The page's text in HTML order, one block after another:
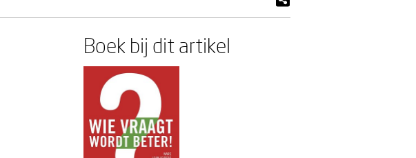
Boek bij dit artikel